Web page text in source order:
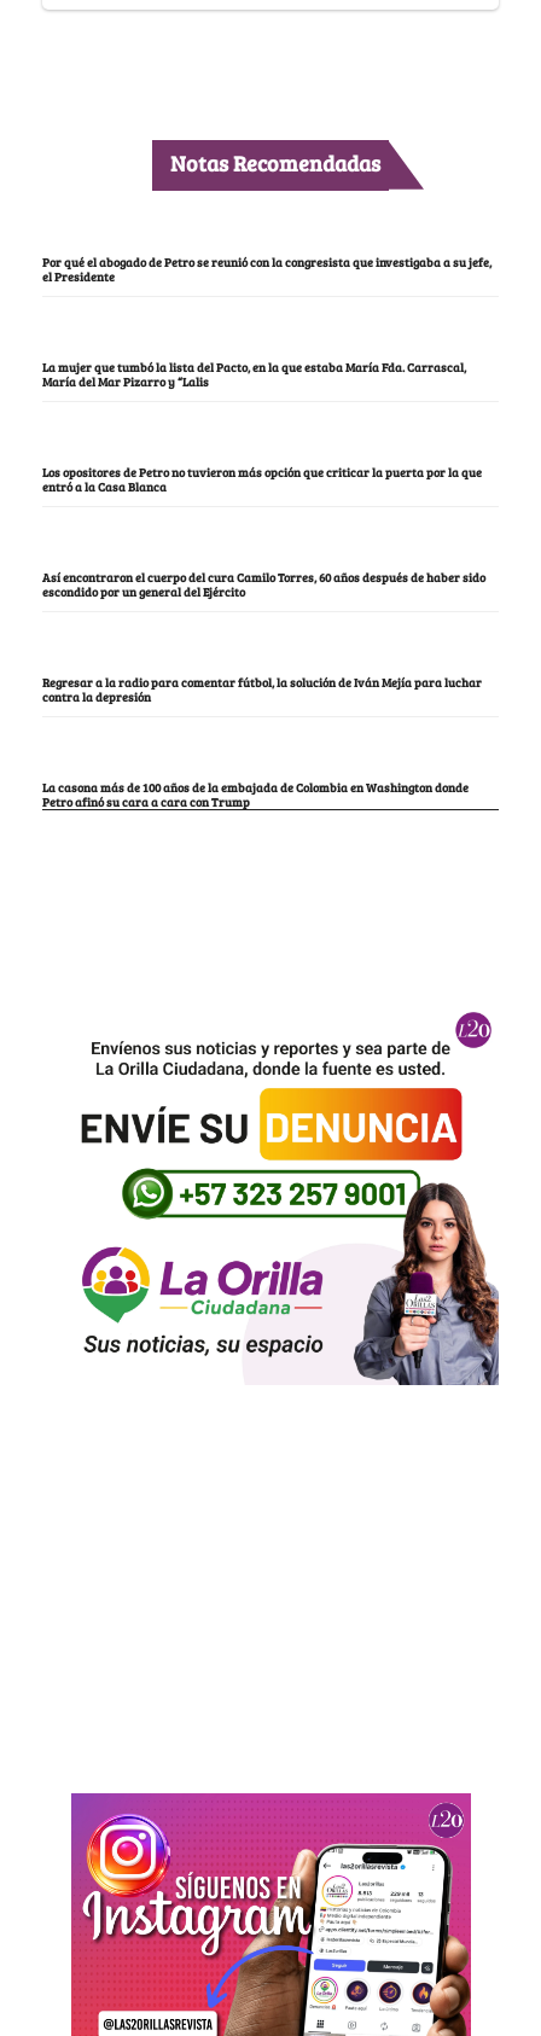
Notas Recomendadas
Por qué el abogado de Petro se reunió con la congresista que investigaba a su jefe,
el Presidente
La mujer que tumbó la lista del Pacto, en la que estaba María Fda. Carrascal,
María del Mar Pizarro y “Lalis
Los opositores de Petro no tuvieron más opción que criticar la puerta por la que
entró a la Casa Blanca
Así encontraron el cuerpo del cura Camilo Torres, 60 años después de haber sido
escondido por un general del Ejército
Regresar a la radio para comentar fútbol, la solución de Iván Mejía para luchar
contra la depresión
La casona más de 100 años de la embajada de Colombia en Washington donde
Petro afinó su cara a cara con Trump